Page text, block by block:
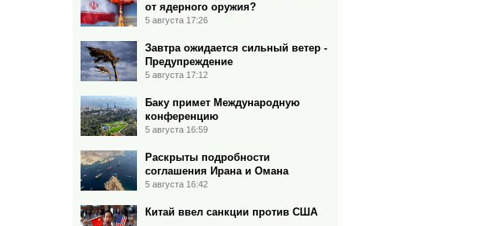
от ядерного оружия?
5 августа 17:26
Завтра ожидается сильный ветер -
Предупреждение
5 августа 17:12
Баку примет Международную
конференцию
5 августа 16:59
Раскрыты подробности
соглашения Ирана и Омана
5 августа 16:42
Китай ввел санкции против США